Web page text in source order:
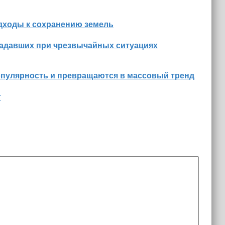
к сохранению земель
при чрезвычайных ситуациях
и превращаются в массовый тренд